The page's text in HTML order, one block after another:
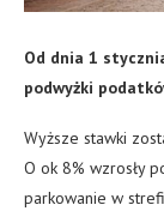
Od dnia 1
podwyżki
Wyższe stawki
O ok 8% wzrosły
parkowanie w